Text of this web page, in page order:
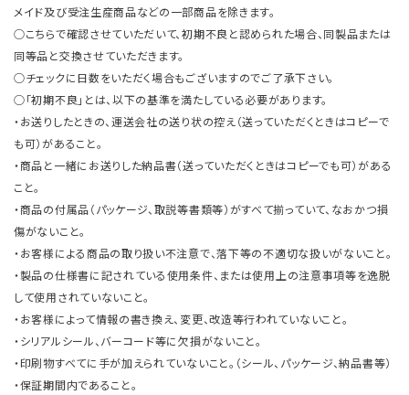
メイド及び受注生産商品などの一部商品を除きます。
○こちらで確認させていただいて、初期不良と認められた場合、同製品または
同等品と交換させていただきます。
○チェックに日数をいただく場合もございますのでご了承下さい。
○「初期不良」とは、以下の基準を満たしている必要があります。
・お送りしたときの、運送会社の送り状の控え（送っていただくときはコピーで
も可）があること。
・商品と一緒にお送りした納品書（送っていただくときはコピーでも可）がある
こと。
・商品の付属品（パッケージ、取説等書類等）がすべて揃っていて、なおかつ損
傷がないこと。
・お客様による商品の取り扱い不注意で、落下等の不適切な扱いがないこと。
・製品の仕様書に記されている使用条件、または使用上の注意事項等を逸脱
して使用されていないこと。
・お客様によって情報の書き換え、変更、改造等行われていないこと。
・シリアルシール、バーコード等に欠損がないこと。
・印刷物すべてに手が加えられていないこと。（シール、パッケージ、納品書等）
・保証期間内であること。